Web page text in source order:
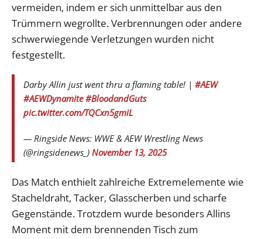
vermeiden, indem er sich unmittelbar aus den
Trümmern wegrollte. Verbrennungen oder andere
schwerwiegende Verletzungen wurden nicht
festgestellt.
Darby Allin just went thru a flaming table! | #AEW
#AEWDynamite #BloodandGuts
pic.twitter.com/TQCxn5gmiL
— Ringside News: WWE & AEW Wrestling News
(@ringsidenews_) November 13, 2025
Das Match enthielt zahlreiche Extremelemente wie
Stacheldraht, Tacker, Glasscherben und scharfe
Gegenstände. Trotzdem wurde besonders Allins
Moment mit dem brennenden Tisch zum